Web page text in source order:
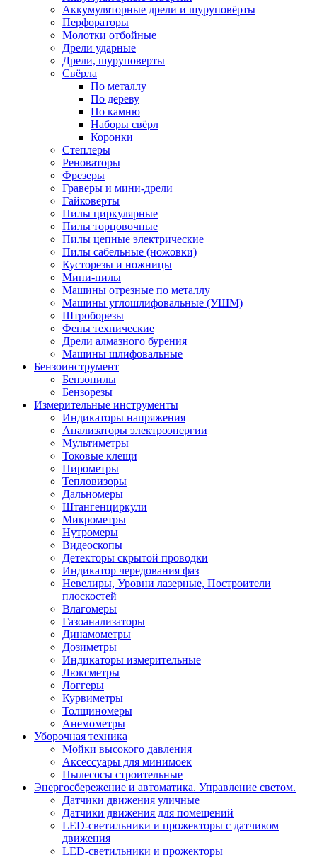
Аккумуляторные дрели и шуруповёрты
Перфораторы
Молотки отбойные
Дрели ударные
Дрели, шуруповерты
Свёрла
По металлу
По дереву
По камню
Наборы свёрл
Коронки
Степлеры
Реноваторы
Фрезеры
Граверы и мини-дрели
Гайковерты
Пилы циркулярные
Пилы торцовочные
Пилы цепные электрические
Пилы сабельные (ножовки)
Кусторезы и ножницы
Мини-пилы
Машины отрезные по металлу
Машины углошлифовальные (УШМ)
Штроборезы
Фены технические
Дрели алмазного бурения
Машины шлифовальные
Бензоинструмент
Бензопилы
Бензорезы
Измерительные инструменты
Индикаторы напряжения
Анализаторы электроэнергии
Мультиметры
Токовые клещи
Пирометры
Тепловизоры
Дальномеры
Штангенциркули
Микрометры
Нутромеры
Видеоскопы
Детекторы скрытой проводки
Индикатор чередования фаз
Невелиры, Уровни лазерные, Построители
плоскостей
Влагомеры
Газоанализаторы
Динамометры
Дозиметры
Индикаторы измерительные
Люксметры
Логгеры
Курвиметры
Толщиномеры
Анемометры
Уборочная техника
Мойки высокого давления
Аксессуары для минимоек
Пылесосы строительные
Энергосбережение и автоматика. Управление светом.
Датчики движения уличные
Датчики движения для помещений
LED-светильники и прожекторы с датчиком
движения
LED-светильники и прожекторы